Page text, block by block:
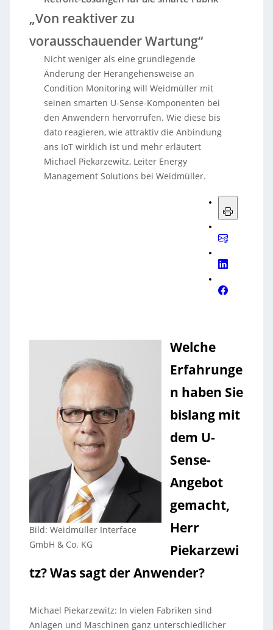
„Von reaktiver zu
vorausschauender Wartung“
Nicht weniger als eine grundlegende
Änderung der Herangehensweise an
Condition Monitoring will Weidmüller mit
seinen smarten U-Sense-Komponenten bei
den Anwendern hervorrufen. Wie diese bis
dato reagieren, wie attraktiv die Anbindung
ans IoT wirklich ist und mehr erläutert
Michael Piekarzewitz, Leiter Energy
Management Solutions bei Weidmüller.
Bild: Weidmüller Interface
GmbH & Co. KG
Welche
Erfahrunge
n haben Sie
bislang mit
dem U-
Sense-
Angebot
gemacht,
Herr
Piekarzewi
tz? Was sagt der Anwender?
Michael Piekarzewitz: In vielen Fabriken sind
Anlagen und Maschinen ganz unterschiedlicher